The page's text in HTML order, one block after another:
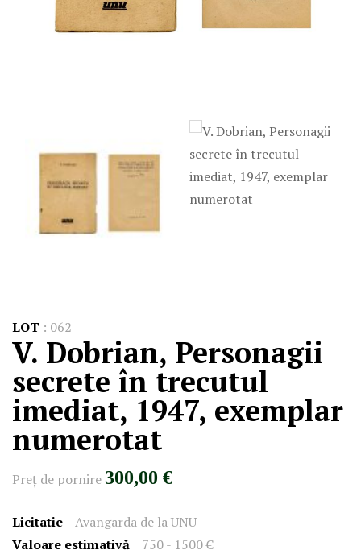
LOT : 062
V. Dobrian, Personagii
secrete în trecutul
imediat, 1947, exemplar
numerotat
Preţ de pornire 300,00 €
Licitatie
Avangarda de la UNU
Valoare estimativă
750 - 1500 €